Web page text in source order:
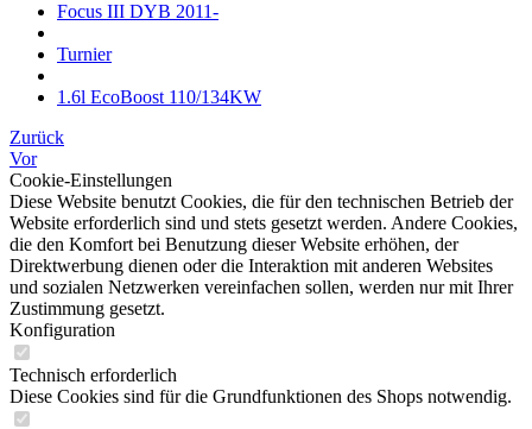
Focus III DYB 2011-
Turnier
1.6l EcoBoost 110/134KW
Zurück
Vor
Cookie-Einstellungen
Diese Website benutzt Cookies, die für den technischen Betrieb der
Website erforderlich sind und stets gesetzt werden. Andere Cookies,
die den Komfort bei Benutzung dieser Website erhöhen, der
Direktwerbung dienen oder die Interaktion mit anderen Websites
und sozialen Netzwerken vereinfachen sollen, werden nur mit Ihrer
Zustimmung gesetzt.
Konfiguration
Technisch erforderlich
Diese Cookies sind für die Grundfunktionen des Shops notwendig.